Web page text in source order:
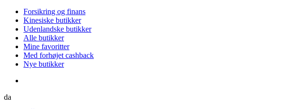
Forsikring og finans
Kinesiske butikker
Udenlandske butikker
Alle butikker
Mine favoritter
Med forhøjet cashback
Nye butikker
da